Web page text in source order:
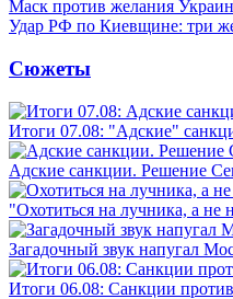
Маск против желания
Удар РФ по Киевщине: три
Сюжеты
Итоги 07.08: "Адские"
Адские санкции. Решение
"Охотиться на лучника, а не
Загадочный звук напугал
Итоги 06.08: Санкции